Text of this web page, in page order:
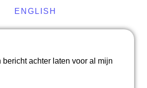
ENGLISH
bericht achter laten voor al mijn